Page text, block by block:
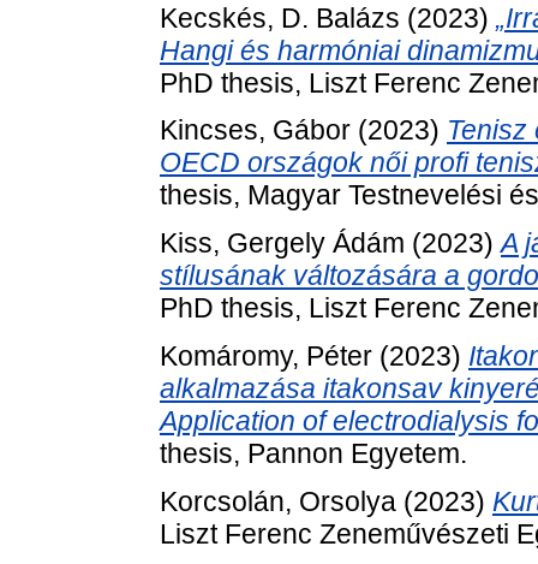
Kecskés, D. Balázs (2023)
Hangi és harmóniai
PhD thesis, Liszt Ferenc
Kincses, Gábor (2023) Tenisz
OECD országok női profi
thesis, Magyar Testnevelési
Kiss, Gergely Ádám (2023)A
stílusának változására a
PhD thesis, Liszt Ferenc
Komáromy, Péter (2023)
alkalmazása itakonsav
Application of electrodialysis
thesis, Pannon Egyetem.
Korcsolán, Orsolya (2023)
Liszt Ferenc Zeneművészeti